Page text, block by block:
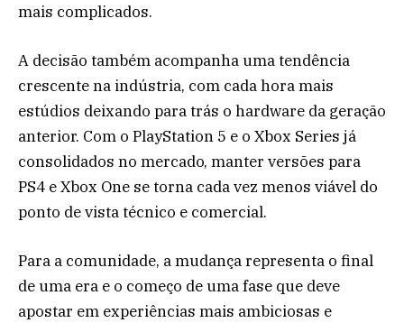
mais complicados.
A decisão também acompanha uma tendência
crescente na indústria, com cada hora mais
estúdios deixando para trás o hardware da geração
anterior. Com o PlayStation 5 e o Xbox Series já
consolidados no mercado, manter versões para
PS4 e Xbox One se torna cada vez menos viável do
ponto de vista técnico e comercial.
Para a comunidade, a mudança representa o final
de uma era e o começo de uma fase que deve
apostar em experiências mais ambiciosas e